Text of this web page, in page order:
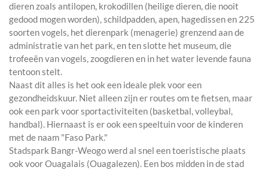
dieren zoals antilopen, krokodillen (heilige dieren, die nooit
gedood mogen worden), schildpadden, apen, hagedissen en 225
soorten vogels, het dierenpark (menagerie) grenzend aan de
administratie van het park, en ten slotte het museum, die
trofeeën van vogels, zoogdieren en in het water levende fauna
tentoon stelt.
Naast dit alles is het ook een ideale plek voor een
gezondheidskuur. Niet alleen zijn er routes om te fietsen, maar
ook een park voor sportactiviteiten (basketbal, volleybal,
handbal). Hiernaast is er ook een speeltuin voor de kinderen
met de naam "Faso Park."
Stadspark Bangr-Weogo werd al snel een toeristische plaats
ook voor Ouagalais (Ouagalezen). Een bos midden in de stad